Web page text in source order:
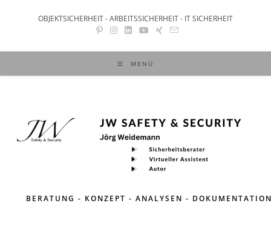
OBJEKTSICHERHEIT - ARBEITSSICHERHEIT - IT SICHERHEIT
MENÜ
BERATUNG - KONZEPT - ANALYSEN -